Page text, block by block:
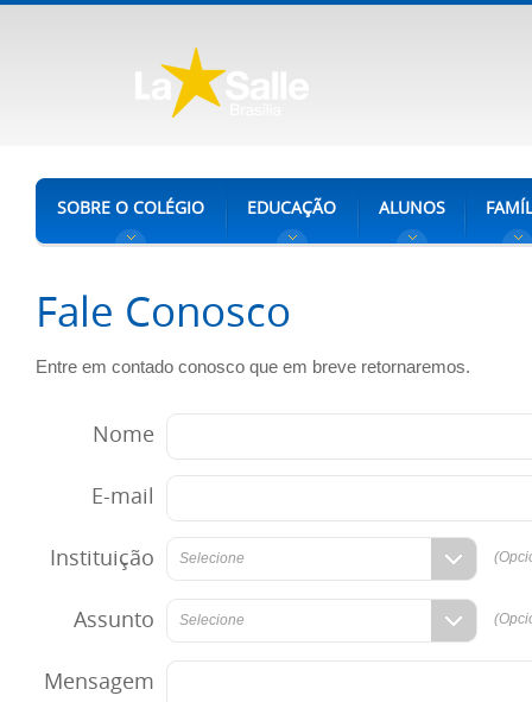
SOBRE O COLÉGIO EDUCAÇÃO ALUNOS
Fale Conosco
Entre em contado conosco que em breve retornaremos.
Nome
E-mail
Instituição Selecione
Assunto Selecione
Mensagem